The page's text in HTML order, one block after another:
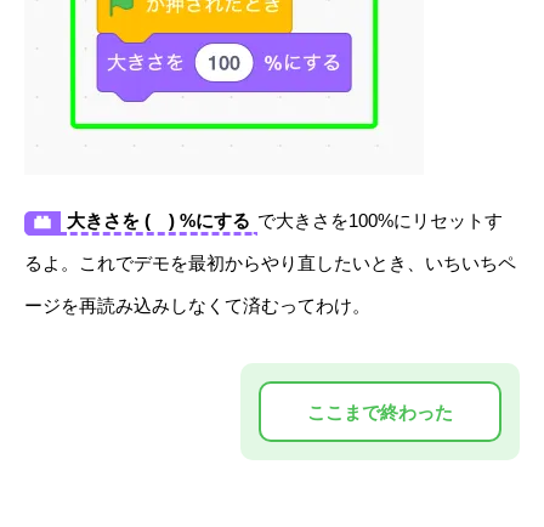
大きさを ( ) %にする で大きさを100%にリセットす
るよ。これでデモを最初からやり直したいとき、いちいちペ
ージを再読み込みしなくて済むってわけ。